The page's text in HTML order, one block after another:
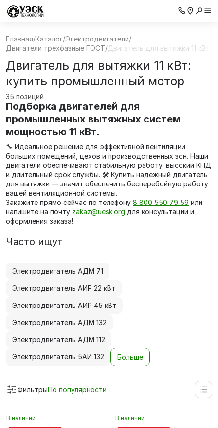
Главная/Каталог/Электродвигатели/
Двигатели трехфазные ГОСТ/Двигатель для вытяжки 11 кВт
Двигатель для вытяжки 11 кВт:
купить промышленный мотор
35 позиций
Подборка двигателей для
промышленных вытяжных систем
мощностью 11 кВт.
🔧 Идеальное решение для эффективной вентиляции
больших помещений, цехов и производственных зон. Наши
двигатели обеспечивают стабильную работу, высокий КПД
и длительный срок службы. 🛠️ Купить надежный двигатель
для вытяжки — значит обеспечить бесперебойную работу
вашей вентиляционной системы.
Закажите прямо сейчас по телефону 8 800 550 79 59 или
напишите на почту zakaz@uesk.org для консультации и
оформления заказа!
Часто ищут
Электродвигатель АДМ 71
Электродвигатель АИР 22 кВт
Электродвигатель АИР 45 кВт
Электродвигатель АДМ 132
Электродвигатель АДМ 112
Электродвигатель 5АИ 132 Больше
ФильтрыПо популярности
В наличии В наличии